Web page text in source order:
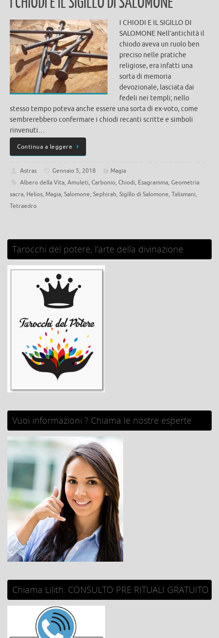
I CHIODI E IL SIGILLO DI
SALOMONE Nell’antichità il
chiodo aveva un ruolo ben
preciso nelle pratiche
religiose, era infatti una
sorta di memoria
devozionale, lasciata dai
fedeli nei templi; nello
stesso tempo poteva anche essere una sorta di ex-voto, come
sembrerebbero confermare i chiodi recanti scritte e simboli
rinvenuti…
Continua a leggere
Astras Gennaio 5, 2018
Magia
Albero della Vita, Amuleti, Carbonio, Chiodi, Esagramma, Geometria
sacra, Helios, Magia, Salomone, Sephirah, Sigillo di Salomone, Talismani,
Tetraedro
Tarocchi del potere, l’arte della divinazione
Vuoi informazioni ? Chiama le nostre esperte
Chiama Lilith: CONSULTO PRE RITUALI GRATUITO